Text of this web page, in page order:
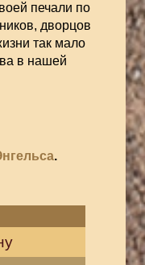
печали по
дворцов
так мало
в нашей
.